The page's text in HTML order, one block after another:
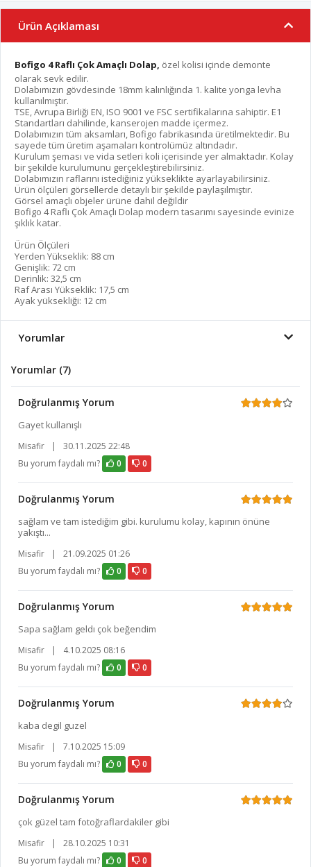
Ürün Açıklaması
Bofigo 4 Raflı Çok Amaçlı Dolap, özel kolisi içinde demonte
olarak sevk edilir.
Dolabımızın gövdesinde 18mm kalınlığında 1. kalite yonga levha
kullanılmıştır.
TSE, Avrupa Birliği EN, ISO 9001 ve FSC sertifikalarına sahiptir. E1
Standartları dahilinde, kanserojen madde içermez.
Dolabımızın tüm aksamları, Bofigo fabrikasında üretilmektedir. Bu
sayede tüm üretim aşamaları kontrolümüz altındadır.
Kurulum şeması ve vida setleri koli içerisinde yer almaktadır. Kolay
bir şekilde kurulumunu gerçekleştirebilirsiniz.
Dolabımızın raflarını istediğiniz yükseklikte ayarlayabilirsiniz.
Ürün ölçüleri görsellerde detaylı bir şekilde paylaşılmıştır.
Görsel amaçlı objeler ürüne dahil değildir
Bofigo 4 Raflı Çok Amaçlı Dolap modern tasarımı sayesinde evinize
şıklık katar.
Ürün Ölçüleri
Yerden Yükseklik: 88 cm
Genişlik: 72 cm
Derinlik: 32,5 cm
Raf Arası Yükseklik: 17,5 cm
Ayak yüksekliği: 12 cm
Yorumlar
Yorumlar (7)
Doğrulanmış Yorum
Gayet kullanışlı
Misafir |
30.11.2025 22:48
Bu yorum faydalı mı?
0 0
Doğrulanmış Yorum
sağlam ve tam istediğim gibi. kurulumu kolay, kapının önüne
yakıştı...
Misafir |
21.09.2025 01:26
Bu yorum faydalı mı?
0 0
Doğrulanmış Yorum
Sapa sağlam geldı çok beğendim
Misafir |
4.10.2025 08:16
Bu yorum faydalı mı?
0 0
Doğrulanmış Yorum
kaba degil guzel
Misafir |
7.10.2025 15:09
Bu yorum faydalı mı?
0 0
Doğrulanmış Yorum
çok güzel tam fotoğraflardakiler gibi
Misafir |
28.10.2025 10:31
Bu yorum faydalı mı?
0 0